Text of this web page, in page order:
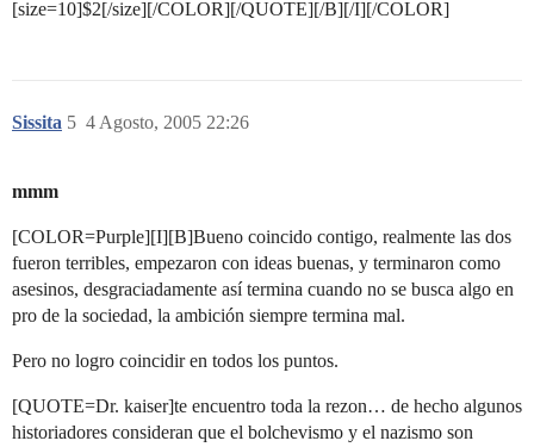
[size=10]$2[/size][/COLOR][/QUOTE][/B][/I][/COLOR]
Sissita 4 Agosto, 2005 22:26
5
mmm
[COLOR=Purple][I][B]Bueno coincido contigo, realmente las dos
fueron terribles, empezaron con ideas buenas, y terminaron como
asesinos, desgraciadamente así termina cuando no se busca algo en
pro de la sociedad, la ambición siempre termina mal.
Pero no logro coincidir en todos los puntos.
[QUOTE=Dr. kaiser]te encuentro toda la rezon… de hecho algunos
historiadores consideran que el bolchevismo y el nazismo son